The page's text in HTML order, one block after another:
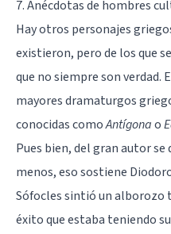
7. Anécdotas de hombres
Hay otros personajes
existieron, pero de los que
que no siempre son verdad.
mayores dramaturgos
conocidas comoAntígonao
Pues bien, del gran autor se
menos, eso sostiene
Sófocles sintió un alborozo
éxito que estaba teniendo